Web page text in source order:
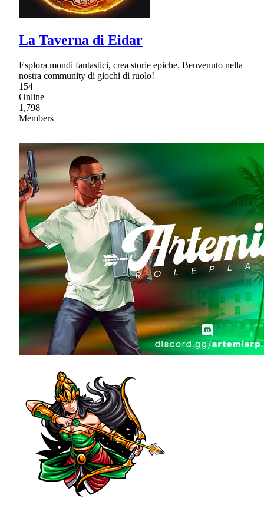
La Taverna di Eidar
Esplora mondi fantastici, crea storie epiche. Benvenuto nella
nostra community di giochi di ruolo!
154
Online
1,798
Members